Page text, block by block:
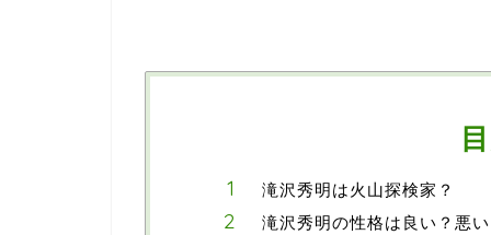
滝沢秀明は火山探検家？
滝沢秀明の性格は良い？悪